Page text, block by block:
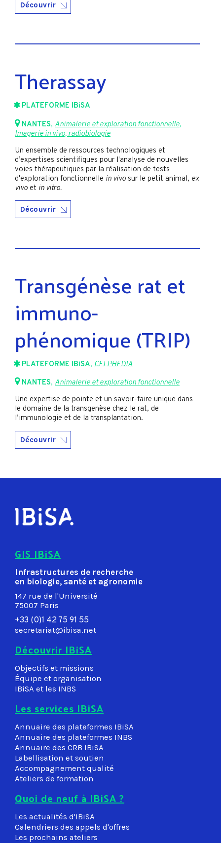
Découvrir
Therassay
PLATEFORME IBiSA
NANTES, Animalerie et exploration fonctionnelle,
Imagerie in vivo, radiobiologie
Un ensemble de ressources technologiques et
d’expertises scientifiques pour l'analyse de nouvelles
voies thérapeutiques par la réalisation de tests
d'exploration fonctionnelle in vivo sur le petit animal, ex
vivo et in vitro.
Découvrir
Transgénèse rat et
immuno-
phénomique (TRIP)
PLATEFORME IBiSA, CELPHEDIA
NANTES, Animalerie et exploration fonctionnelle
Une expertise de pointe et un savoir-faire unique dans
le domaine de la transgenèse chez le rat, de
l’immunologie et de la transplantation.
Découvrir
GIS IBiSA
Infrastructures de recherche
en biologie, santé et agronomie
147 rue de l'Université
75007 Paris
+33 (0)1 42 75 91 55
secretariat@ibisa.net
Découvrir IBiSA
Objectifs et missions
Équipe et organisation
IBiSA et les INBS
Les services IBiSA
Annuaire des plateformes IBiSA
Annuaire des plateformes INBS
Annuaire des CRB IBiSA
Labellisation et soutien
Accompagnement qualité
Ateliers de formation
Quoi de neuf à IBiSA ?
Les actualités d'IBiSA
Calendriers des appels d'offres
Les prochains ateliers